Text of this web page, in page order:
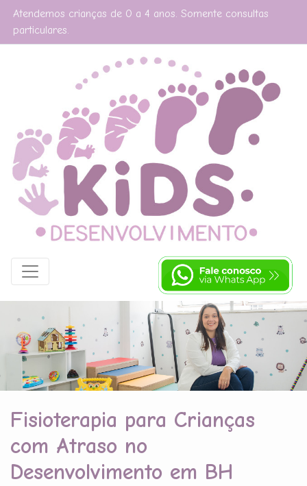
Atendemos crianças de 0 a 4 anos. Somente consultas
particulares.
Fisioterapia para Crianças
com Atraso no
Desenvolvimento em BH